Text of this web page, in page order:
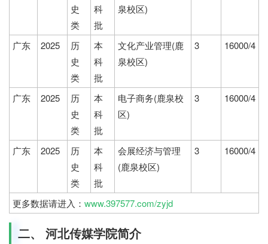
史
类
科
批
泉校区)
广东 2025
历
史
类
本
科
批
文化产业管理(鹿
泉校区)
3 16000/4
广东 2025
历
史
类
本
科
批
电子商务(鹿泉校
区)
3 16000/4
广东 2025
历
史
类
本
科
批
会展经济与管理
(鹿泉校区)
3 16000/4
更多数据请进入： www.397577.com/zyjd
二、 河北传媒学院简介